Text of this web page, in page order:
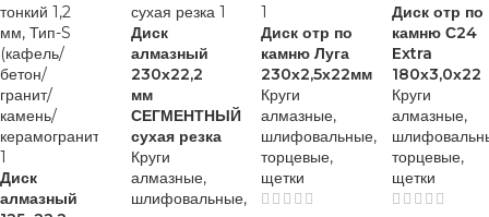
Диск
алмазный
Диск
алмазный
230х22,2
мм
СЕГМЕНТНЫЙ
сухая резка
Круги
алмазные,
шлифовальные,
Диск отр по
камню Луга
230х2,5х22мм
Круги
алмазные,
шлифовальные,
торцевые,
щетки
Диск отр по
камню С24
Extra
180х3,0х22
Круги
алмазные,
торцевые,
щетки